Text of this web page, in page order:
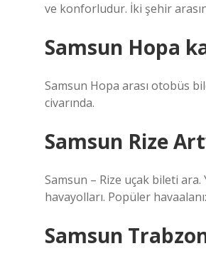
ve konforludur. İki şehir
Samsun Hopa
Samsun Hopa arası otobüs
civarında.
Samsun Rize
Samsun – Rize uçak bileti ara.
havayolları. Popüler
Samsun